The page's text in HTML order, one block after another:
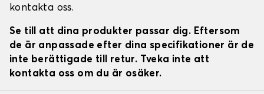
kontakta oss.
Se till att dina produkter passar dig. Eftersom
de är anpassade efter dina specifikationer är de
inte berättigade till retur. Tveka inte att
kontakta oss om du är osäker.